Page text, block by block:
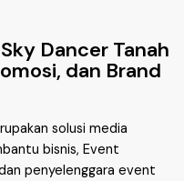
Dancer Tanah
dan Brand
solusi media
bisnis, Event
penyelenggara event